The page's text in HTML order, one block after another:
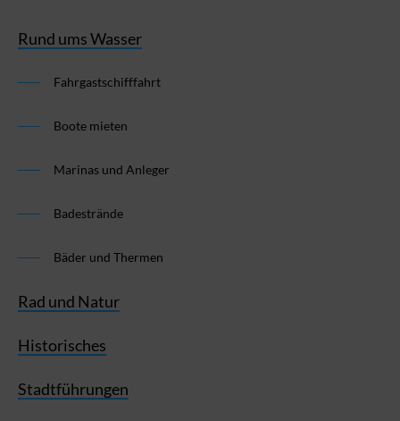
Rund ums Wasser
Fahrgastschifffahrt
Boote mieten
Marinas und Anleger
Badestrände
Bäder und Thermen
Rad und Natur
Historisches
Stadtführungen